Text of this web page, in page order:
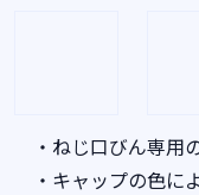
・ねじ口びん専用
・キャップの色に